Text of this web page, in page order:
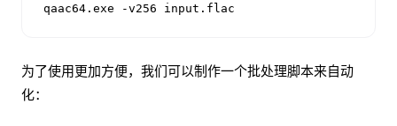
qaac64.exe -v256 input.flac
为了使用更加方便，我们可以制作一个批处理脚本来自动
化：